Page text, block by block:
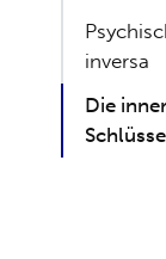
inversa
Die